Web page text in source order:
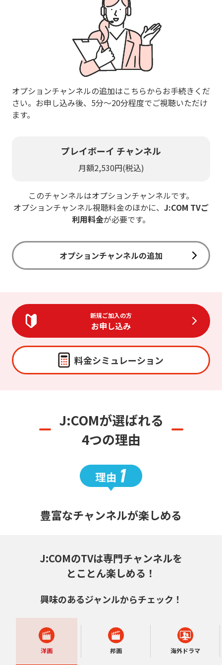
オプションチャンネルの追加はこちらからお手続きくだ
さい。お申し込み後、5分～20分程度でご視聴いただけ
ます。
プレイボーイ チャンネル
月額2,530円(税込)
このチャンネルはオプションチャンネルです。
オプションチャンネル視聴料金のほかに、 J:COM TVご
利用料金が必要です。
オプションチャンネルの追加
新規ご加入の方
お申し込み
料金シミュレーション
J:COMが選ばれる
4つの理由
豊富なチャンネルが楽しめる
J:COMのTVは専門チャンネルを
とことん楽しめる！
興味のあるジャンルからチェック！
洋画 邦画 海外ドラマ